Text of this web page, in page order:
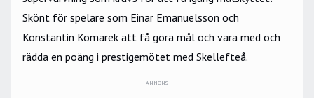
Skönt för spelare som Einar Emanuelsson och
Konstantin Komarek att få göra mål och vara med och
rädda en poäng i prestigemötet med Skellefteå.
ANNONS